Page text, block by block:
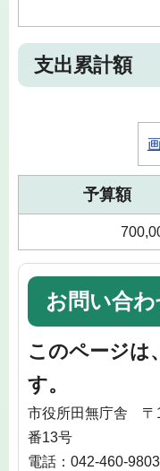
支出累計額
予算額
お問い合わ
このページは、
す。
市役所田無庁舎 〒
番13号
電話：042-460-9803